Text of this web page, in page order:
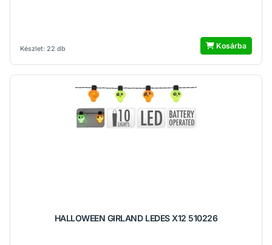
Készlet: 22 db Kosárba
HALLOWEEN GIRLAND LEDES X12 510226